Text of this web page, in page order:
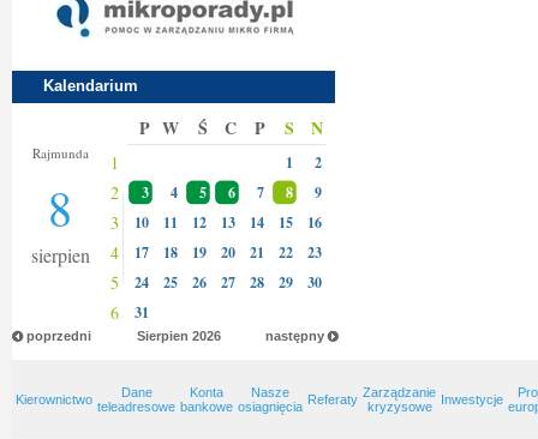
Kalendarium
Rajmunda
8
sierpien
P W Ś C P S N
1 1 2
2 3 4 5 6 7 8 9
3 10 11 12 13 14 15 16
4 17 18 19 20 21 22 23
5 24 25 26 27 28 29 30
6 31
poprzedni następny
Sierpien 2026
Kierownictwo
Dane
teleadresowe
Konta
bankowe
Nasze
osiagnięcia Referaty Zarządzanie
kryzysowe
Inwestycje